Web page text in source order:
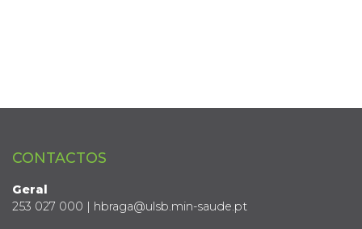
CONTACTOS
Geral
253 027 000 | hbraga@ulsb.min-saude.pt